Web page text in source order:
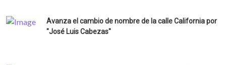
Avanza el cambio de nombre de la calle California por
"José Luis Cabezas"